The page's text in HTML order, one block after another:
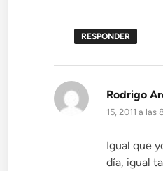
RESPONDER
Rodrigo
15, 2011 a las
Igual que
día, igual